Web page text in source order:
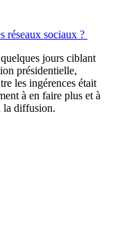
réseaux sociaux ?
jours ciblant
présidentielle,
les ingérences était
à en faire plus et à
la diffusion.